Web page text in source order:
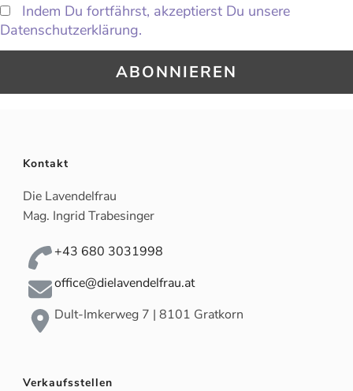
Indem Du fortfährst, akzeptierst Du unsere
Datenschutzerklärung.
Kontakt
Die Lavendelfrau
Mag. Ingrid Trabesinger
+43 680 3031998
office@dielavendelfrau.at
Dult-Imkerweg 7 | 8101 Gratkorn
Verkaufsstellen